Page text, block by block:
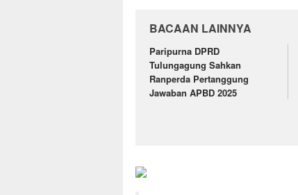
BACAAN LAINNYA
Paripurna DPRD
Tulungagung Sahkan
Ranperda Pertanggung
Jawaban APBD 2025